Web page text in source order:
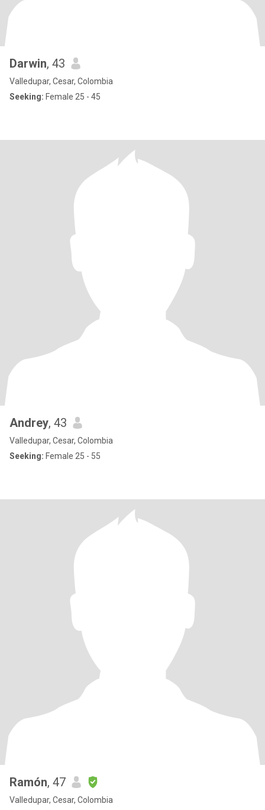
Darwin, 43
Valledupar, Cesar, Colombia
Seeking: Female 25 - 45
Andrey, 43
Valledupar, Cesar, Colombia
Seeking: Female 25 - 55
Ramón, 47
Valledupar, Cesar, Colombia